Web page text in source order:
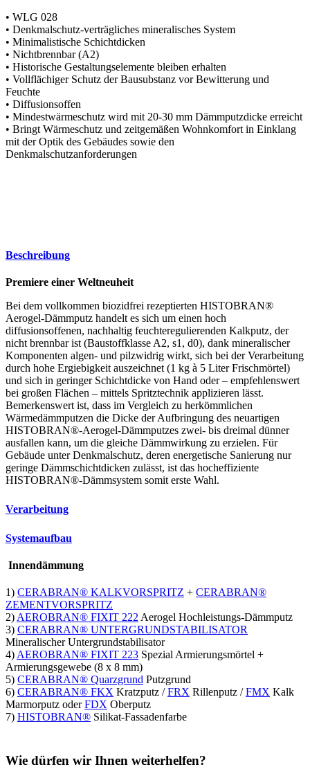
• WLG 028
• Denkmalschutz-verträgliches mineralisches System
• Minimalistische Schichtdicken
• Nichtbrennbar (A2)
• Historische Gestaltungselemente bleiben erhalten
• Vollflächiger Schutz der Bausubstanz vor Bewitterung und
Feuchte
• Diffusionsoffen
• Mindestwärmeschutz wird mit 20-30 mm Dämmputzdicke erreicht
• Bringt Wärmeschutz und zeitgemäßen Wohnkomfort in Einklang
mit der Optik des Gebäudes sowie den
Denkmalschutzanforderungen
Premiere einer Weltneuheit
Bei dem vollkommen biozidfrei rezeptierten HISTOBRAN®
diffusionsoffenen, nachhaltig feuchteregulierenden Kalkputz, der
nicht brennbar ist (Baustoffklasse A2, s1, d0), dank mineralischer
Komponenten algen- und pilzwidrig wirkt, sich bei der Verarbeitung
durch hohe Ergiebigkeit auszeichnet (1 kg à 5 Liter Frischmörtel)
und sich in geringer Schichtdicke von Hand oder – empfehlenswert
bei großen Flächen – mittels Spritztechnik applizieren lässt.
Bemerkenswert ist, dass im Vergleich zu herkömmlichen
Wärmedämmputzen die Dicke der Aufbringung des neuartigen
HISTOBRAN®-Aerogel-Dämmputzes zwei- bis dreimal dünner
ausfallen kann, um die gleiche Dämmwirkung zu erzielen. Für
Gebäude unter Denkmalschutz, deren energetische Sanierung nur
geringe Dämmschichtdicken zulässt, ist das hocheffiziente
HISTOBRAN®-Dämmsystem somit erste Wahl.
Verarbeitung
Systemaufbau
Innendämmung
1)CERABRAN® KALKVORSPRITZ
2) AEROBRAN® FIXIT 222Aerogel Hochleistungs-Dämmputz
3)CERABRAN® UNTERGRUNDSTABILISATOR
Mineralischer Untergrundstabilisator
4) AEROBRAN® FIXIT 223Spezial Armierungsmörtel +
Armierungsgewebe (8 x 8 mm)
5) CERABRAN® QuarzgrundPutzgrund
6)CERABRAN® FKX Kratzputz /
Marmorputz oderFDXOberputz
7) HISTOBRAN® Silikat-Fassadenfarbe
Bei Fragen zu unseren Produkten und Dienstleistungen erreichen